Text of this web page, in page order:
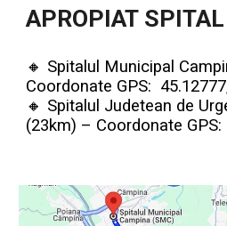
APROPIAT SPITAL
🔸 Spitalul Municipal
Coordonate GPS:
🔸 Spitalul Judetean de
(23km) – Coordonate GPS: